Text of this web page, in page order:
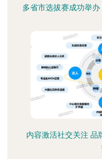
多省市选拔赛成功举
内容激活社交关注 品